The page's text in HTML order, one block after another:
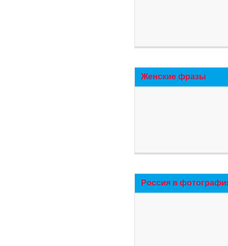
Женские фразы
Россия в